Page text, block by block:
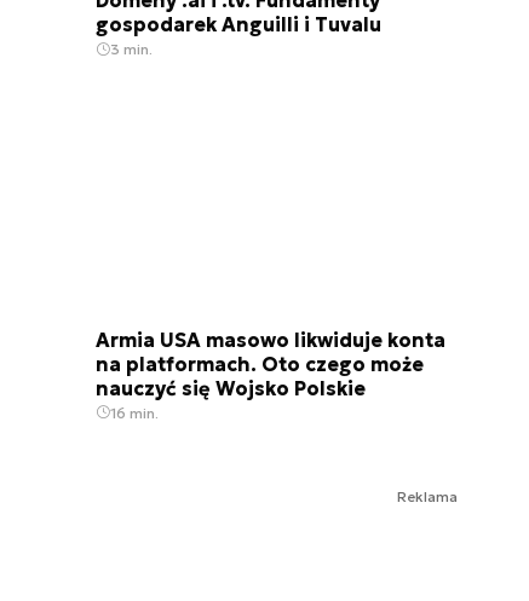
gospodarek Anguilli i Tuvalu
3 min.
Armia USA masowo likwiduje konta
na platformach. Oto czego może
nauczyć się Wojsko Polskie
16 min.
Reklama